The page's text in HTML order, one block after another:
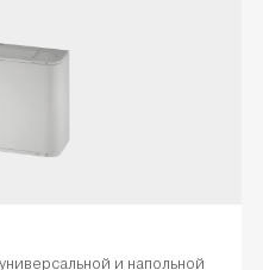
и напольной